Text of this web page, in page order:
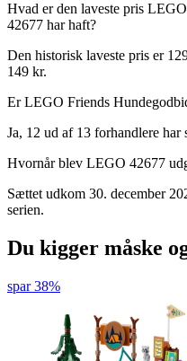
Hvad er den laveste pris
42677 har haft?
Den historisk laveste pris er
149 kr.
Er LEGO Friends
Ja, 12 ud af 13 forhandlere har
Hvornår blev LEGO 42677
Sættet udkom 30. december
serien.
Du kigger måske
spar 38%